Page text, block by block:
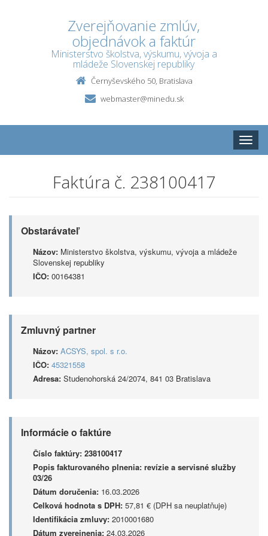
Zverejňovanie zmlúv,
objednávok a faktúr
Ministerstvo školstva, výskumu, vývoja a
mládeže Slovenskej republiky
Černyševského 50, Bratislava
webmaster@minedu.sk
Toggle
Faktúra č. 238100417
Obstarávateľ
Názov: Ministerstvo školstva, výskumu, vývoja a mládeže
Slovenskej republiky
IČO: 00164381
Zmluvný partner
Názov: ACSYS, spol. s r.o.
IČO: 45321558
Adresa: Studenohorská 24/2074, 841 03 Bratislava
Informácie o faktúre
Číslo faktúry: 238100417
Popis fakturovaného plnenia: revízie a servisné služby
03/26
Dátum doručenia: 16.03.2026
Celková hodnota s DPH: 57,81 € (DPH sa neuplatňuje)
Identifikácia zmluvy: 2010001680
Dátum zverejnenia: 24.03.2026